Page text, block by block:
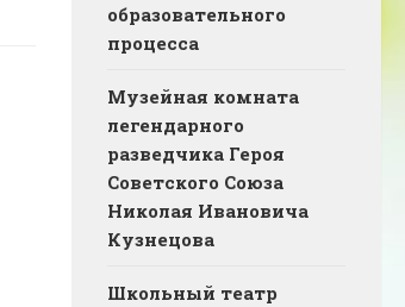
образовательного
процесса
Музейная комната
легендарного
разведчика Героя
Советского Союза
Николая Ивановича
Кузнецова
Школьный театр